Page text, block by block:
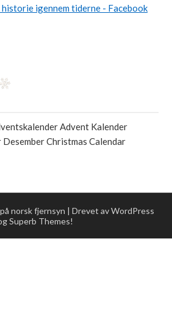
historie igennem tiderne - Facebook
Advent Kalender
Desember Christmas Calendar
norsk fjernsyn | Drevet av WordPress
Superb Themes!